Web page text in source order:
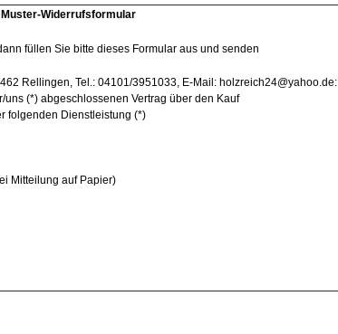
Muster-Widerrufsformular
füllen Sie bitte dieses Formular aus und senden
Rellingen, Tel.: 04101/3951033, E-Mail: holzreich24@yahoo.de:
(*) abgeschlossenen Vertrag über den Kauf
folgenden Dienstleistung (*)
Mitteilung auf Papier)